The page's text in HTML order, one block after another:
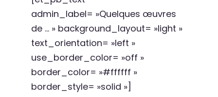
admin_label= »Quelques œuvres
de … » background_layout= »light »
text_orientation= »left »
use_border_color= »off »
border_color= »#ffffff »
border_style= »solid »]